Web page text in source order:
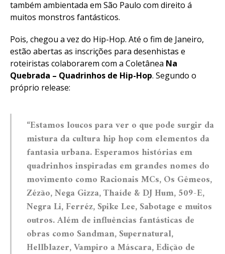
também ambientada em São Paulo com direito á
muitos monstros fantásticos.
Pois, chegou a vez do Hip-Hop. Até o fim de Janeiro,
estão abertas as inscrições para desenhistas e
roteiristas colaborarem com a Coletânea Na
Quebrada – Quadrinhos de Hip-Hop. Segundo o
próprio release:
“Estamos loucos para ver o que pode surgir da
mistura da cultura hip hop com elementos da
fantasia urbana. Esperamos histórias em
quadrinhos inspiradas em grandes nomes do
movimento como Racionais MCs, Os Gêmeos,
Zézão, Nega Gizza, Thaíde & DJ Hum, 509-E,
Negra Li, Ferréz, Spike Lee, Sabotage e muitos
outros. Além de influências fantásticas de
obras como Sandman, Supernatural,
Hellblazer, Vampiro a Máscara, Edição de